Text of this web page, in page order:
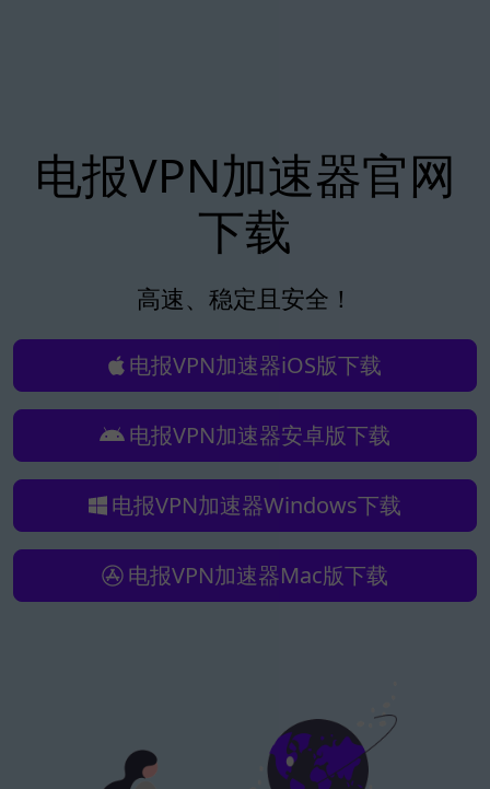
电报VPN加速器官网
下载
高速、稳定且安全！
电报VPN加速器iOS版下载
电报VPN加速器安卓版下载
电报VPN加速器Windows下载
电报VPN加速器Mac版下载